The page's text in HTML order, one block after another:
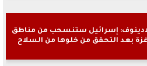
إسرائيل ستنسحب من مناطق
بعد التحقق من خلوها من السلاح